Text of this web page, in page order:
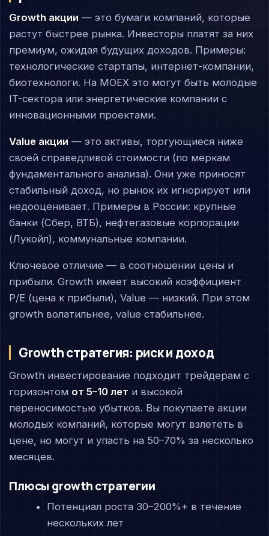
Growth акции — это бумаги компаний, которые
растут быстрее рынка. Инвесторы платят за них
премиум, ожидая будущих доходов. Примеры:
технологические стартапы, интернет-компании,
биотехнологи. На MOEX это могут быть молодые
IT-сектора или энергетические компании с
инновационными проектами.
Value акции — это активы, торгующиеся ниже
своей справедливой стоимости (по меркам
фундаментального анализа). Они уже приносят
стабильный доход, но рынок их игнорирует или
недооценивает. Примеры в России: крупные
банки (Сбер, ВТБ), нефтегазовые корпорации
(Лукойл), коммунальные компании.
Ключевое отличие — в соотношении цены и
прибыли. Growth имеет высокий коэффициент
P/E (цена к прибыли), Value — низкий. При этом
growth волатильнее, value стабильнее.
Growth стратегия: риск и доход
Growth инвестирование подходит трейдерам с
горизонтом от 5–10 лет и высокой
переносимостью убытков. Вы покупаете акции
молодых компаний, которые могут взлететь в
цене, но могут и упасть на 50–70% за несколько
месяцев.
Плюсы growth стратегии
Потенциал роста 30–200%+ в течение
нескольких лет